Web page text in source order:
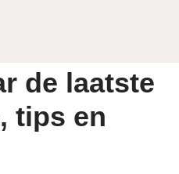
de laatste
tips en